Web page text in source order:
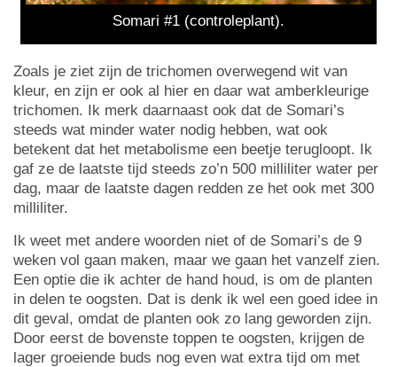
Somari #1 (controleplant).
Zoals je ziet zijn de trichomen overwegend wit van
kleur, en zijn er ook al hier en daar wat amberkleurige
trichomen. Ik merk daarnaast ook dat de Somari’s
steeds wat minder water nodig hebben, wat ook
betekent dat het metabolisme een beetje terugloopt. Ik
gaf ze de laatste tijd steeds zo’n 500 milliliter water per
dag, maar de laatste dagen redden ze het ook met 300
milliliter.
Ik weet met andere woorden niet of de Somari’s de 9
weken vol gaan maken, maar we gaan het vanzelf zien.
Een optie die ik achter de hand houd, is om de planten
in delen te oogsten. Dat is denk ik wel een goed idee in
dit geval, omdat de planten ook zo lang geworden zijn.
Door eerst de bovenste toppen te oogsten, krijgen de
lager groeiende buds nog even wat extra tijd om met